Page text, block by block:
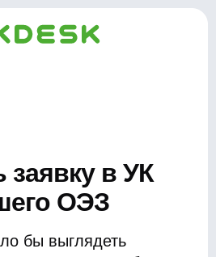
заявку в УК
ОЭЗ
бы выглядеть